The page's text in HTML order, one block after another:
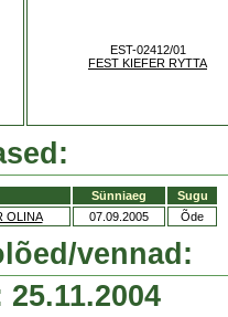
EST-02412/01
FEST KIEFER RYTTA
Sünniaeg
Sugu
OLINA 07.09.2005 Õde
vennad: